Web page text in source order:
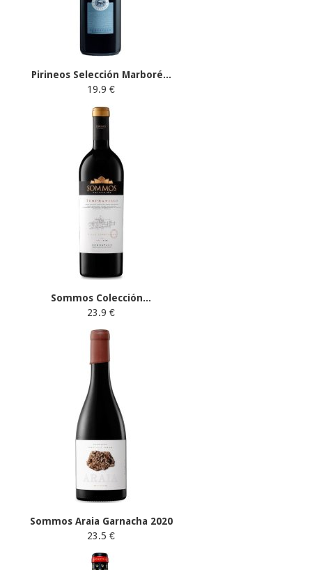
Pirineos Selección Marboré...
19.9 €
Sommos Colección...
23.9 €
Sommos Araia Garnacha 2020
23.5 €